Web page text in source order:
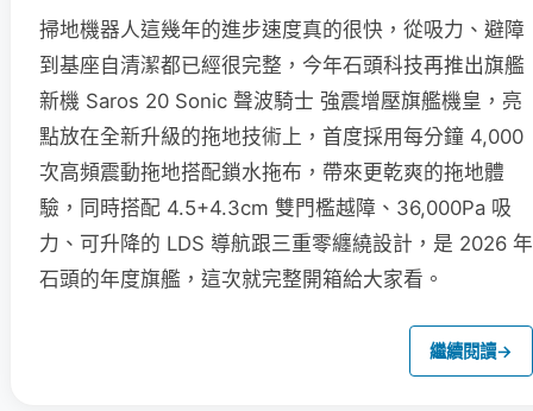
掃地機器人這幾年的進步速度真的很快，從吸力、避障
到基座自清潔都已經很完整，今年石頭科技再推出旗艦
新機 Saros 20 Sonic 聲波騎士 強震增壓旗艦機皇，亮
點放在全新升級的拖地技術上，首度採用每分鐘 4,000
次高頻震動拖地搭配鎖水拖布，帶來更乾爽的拖地體
驗，同時搭配 4.5+4.3cm 雙門檻越障、36,000Pa 吸
力、可升降的 LDS 導航跟三重零纏繞設計，是 2026 年
石頭的年度旗艦，這次就完整開箱給大家看。
繼續閱讀→